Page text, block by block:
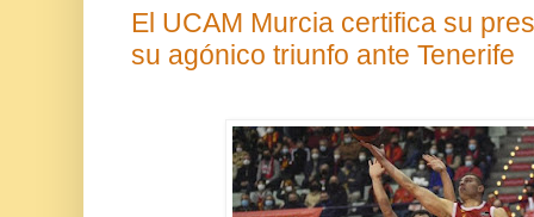
El UCAM Murcia certifica su
su agónico triunfo ante Tenerife